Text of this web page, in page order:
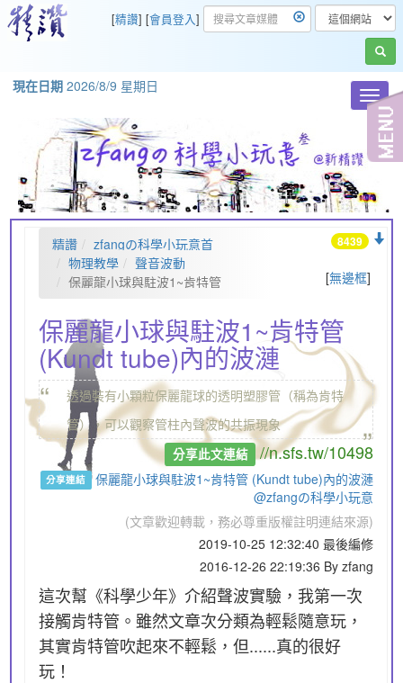
[精讚] [會員登入]
現在日期 2026/8/9 星期日
[無邊框]
精讚
zfangの科學小玩意首
頁
物理教學
聲音波動
保麗龍小球與駐波1~肯特管
8439
保麗龍小球與駐波1~肯特管
(Kundt tube)內的波漣
“
透過裝有小顆粒保麗龍球的透明塑膠管（稱為肯特
管），可以觀察管柱內聲波的共振現象
„
分享此文連結 //n.sfs.tw/10498
分享連結
保麗龍小球與駐波1~肯特管 (Kundt tube)內的波漣
@zfangの科學小玩意
(文章歡迎轉載，務必尊重版權註明連結來源)
2019-10-25 12:32:40 最後編修
2016-12-26 22:19:36 By zfang
這次幫《科學少年》介紹聲波實驗，我第一次
接觸肯特管。雖然文章次分類為輕鬆隨意玩，
其實肯特管吹起來不輕鬆，但......真的很好
玩！